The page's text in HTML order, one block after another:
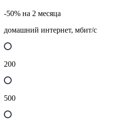
-50% на 2 месяца
домашний интернет, мбит/с
200
500